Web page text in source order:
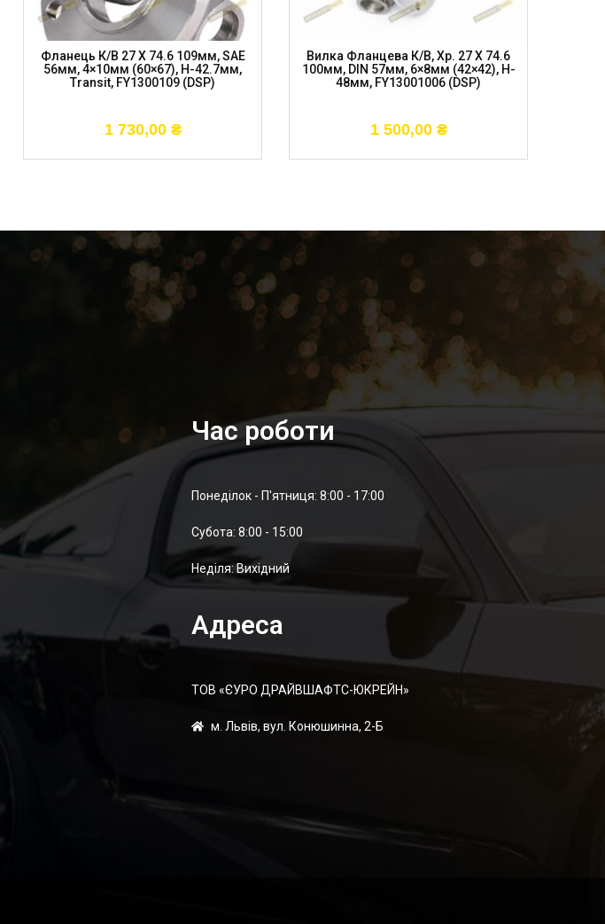
Фланець К/в 27 X 74.6 109мм, SAE
56мм, 4×10мм (60×67), H-42.7мм,
Transit, FY1300109 (DSP)
1 730,00 ₴
Вилка Фланцева К/в, Хр. 27 X 74.6
100мм, DIN 57мм, 6×8мм (42×42), H-
48мм, FY13001006 (DSP)
1 500,00 ₴
Час роботи
Понеділок - П'ятниця: 8:00 - 17:00
Суботa: 8:00 - 15:00
Неділя: Вихідний
Адреса
ТОВ «ЄУРО ДРАЙВШАФТC-ЮКРЕЙН»
м. Львів, вул. Конюшинна, 2-Б